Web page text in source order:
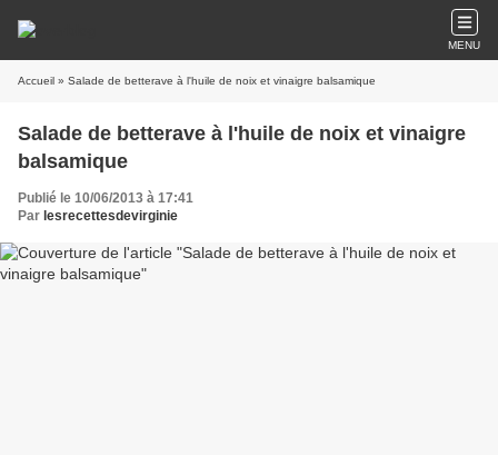
MENU
Accueil » Salade de betterave à l'huile de noix et vinaigre balsamique
Salade de betterave à l'huile de noix et vinaigre
balsamique
Publié le 10/06/2013 à 17:41
Par lesrecettesdevirginie